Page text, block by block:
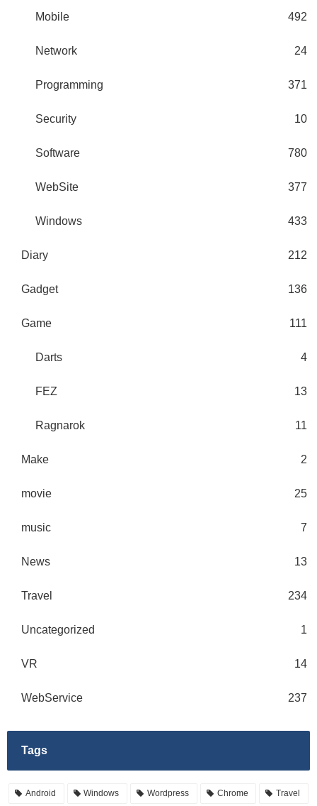
Mobile 492
Network 24
Programming 371
Security 10
Software 780
WebSite 377
Windows 433
Diary 212
Gadget 136
Game 111
Darts 4
FEZ 13
Ragnarok 11
Make 2
movie 25
music 7
News 13
Travel 234
Uncategorized 1
VR 14
WebService 237
Tags
Android Windows Wordpress Chrome Travel